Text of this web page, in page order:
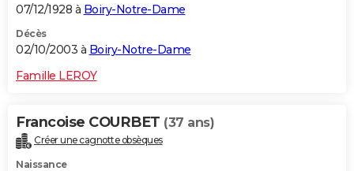
07/12/1928 à Boiry-Notre-Dame
Décès
02/10/2003 à Boiry-Notre-Dame
Famille LEROY
Francoise COURBET (37 ans)
Créer une cagnotte obsèques
Naissance